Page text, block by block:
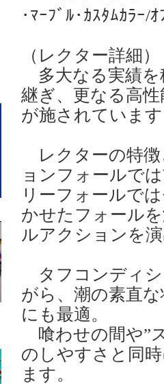
･ﾏｰﾌﾞﾙ･ｶｽﾀﾑｶﾗｰ/
（レクター詳細）
多大なる実績を
継ぎ、更なる高
が施されていま
レクターの特徴
ョンフォールで
リーフォールで
かせたフォール
ルアクションを
タフコンディシ
がら、潮の素直
にも最適。
喰わせの間や”
のしやすさと同
ます。